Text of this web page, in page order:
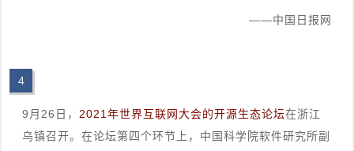
——中国日报网
4
9月26日， 2021年世界互联网大会的开源生态论坛在浙江
乌镇召开。在论坛第四个环节上，中国科学院软件研究所副